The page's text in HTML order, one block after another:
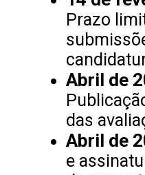
Prazo
Abril de
das
Abril de
e